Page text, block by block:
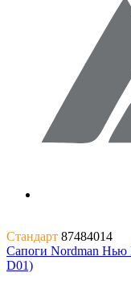
Стандарт 87484014
Сапоги Nordman
D01)